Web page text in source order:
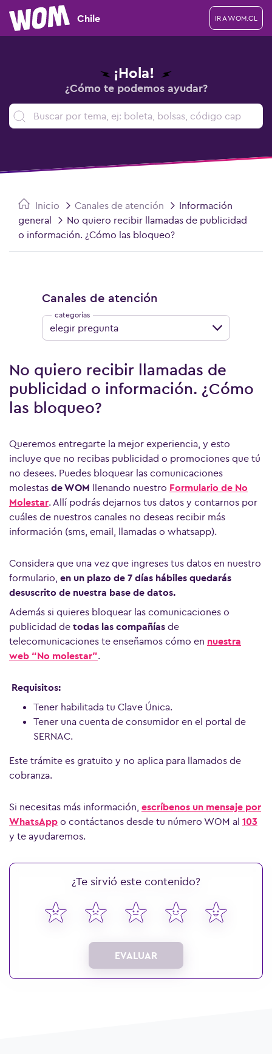
Chile IR A WOM.CL
¡Hola!
¿Cómo te podemos ayudar?
Inicio Canales de atención
Información
general
No quiero recibir llamadas de publicidad
o información. ¿Cómo las bloqueo?
No quiero recibir llamadas de
publicidad o información. ¿Cómo
las bloqueo?
Queremos entregarte la mejor experiencia, y esto
incluye que no recibas publicidad o promociones que tú
no desees. Puedes bloquear las comunicaciones
molestas de WOM llenando nuestro Formulario de No
Molestar. Allí podrás dejarnos tus datos y contarnos por
cuáles de nuestros canales no deseas recibir más
información (sms, email, llamadas o whatsapp).
Considera que una vez que ingreses tus datos en nuestro
formulario, en un plazo de 7 días hábiles quedarás
desuscrito de nuestra base de datos.
Además si quieres bloquear las comunicaciones o
publicidad de todas las compañías de
telecomunicaciones te enseñamos cómo en nuestra
web “No molestar”.
Requisitos:
Tener habilitada tu Clave Única.
Tener una cuenta de consumidor en el portal de
SERNAC.
Este trámite es gratuito y no aplica para llamados de
cobranza.
Si necesitas más información, escríbenos un mensaje por
WhatsApp o contáctanos desde tu número WOM al 103
y te ayudaremos.
¿Te sirvió este contenido?
EVALUAR
Canales de atención
elegir pregunta
Ver más preguntas